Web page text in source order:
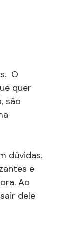
O
quer
são
dúvidas.
e
Ao
dele